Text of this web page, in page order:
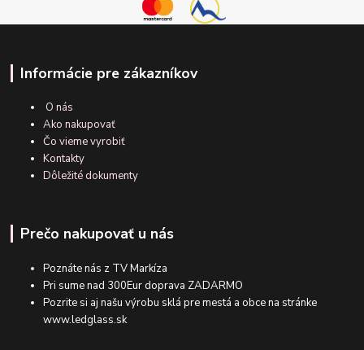
Informácie pre zákazníkov
O nás
Ako nakupovať
Čo vieme vyrobiť
Kontakty
Dôležité dokumenty
Prečo nakupovať u nás
Poznáte nás z TV Markíza
Pri sume nad 300Eur doprava ZADARMO
Pozrite si aj našu výrobu sklá pre mestá a obce na stránke
www.ledglass.sk